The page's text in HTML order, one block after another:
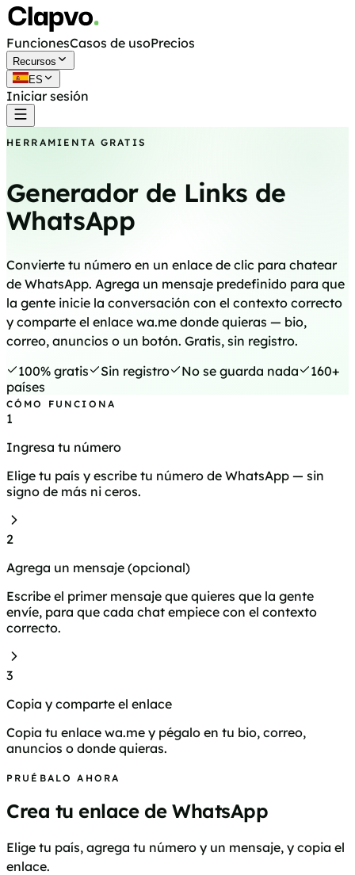
FuncionesCasos de usoPrecios
Recursos
ES
Iniciar sesión
HERRAMIENTA GRATIS
Generador de Links de
WhatsApp
Convierte tu número en un enlace de clic para chatear
de WhatsApp. Agrega un mensaje predefinido para que
la gente inicie la conversación con el contexto correcto
y comparte el enlace wa.me donde quieras — bio,
correo, anuncios o un botón. Gratis, sin registro.
100% gratis
Sin registro No se guarda nada
160+
países
CÓMO FUNCIONA
1
Ingresa tu número
Elige tu país y escribe tu número de WhatsApp — sin
signo de más ni ceros.
2
Agrega un mensaje (opcional)
Escribe el primer mensaje que quieres que la gente
envíe, para que cada chat empiece con el contexto
correcto.
3
Copia y comparte el enlace
Copia tu enlace wa.me y pégalo en tu bio, correo,
anuncios o donde quieras.
PRUÉBALO AHORA
Crea tu enlace de WhatsApp
Elige tu país, agrega tu número y un mensaje, y copia el
enlace.